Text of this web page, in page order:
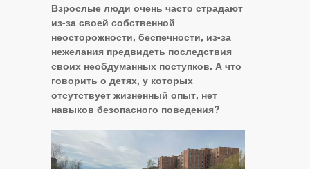
Взрослые люди очень часто страдают
из-за своей собственной
неосторожности, беспечности, из-за
нежелания предвидеть последствия
своих необдуманных поступков. А что
говорить о детях, у которых
отсутствует жизненный опыт, нет
навыков безопасного поведения?